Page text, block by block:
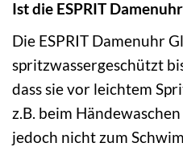
Ist die ESPRIT
Die ESPRIT Damenuhr
spritzwassergeschützt
dass sie vor leichtem
z.B. beim
jedoch nicht zum